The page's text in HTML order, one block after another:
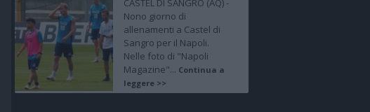
CASTEL DI SANGRO (AQ) -
Nono giorno di
allenamenti a Castel di
Sangro per il Napoli.
Nelle foto di "Napoli
Magazine"... Continua a
leggere >>